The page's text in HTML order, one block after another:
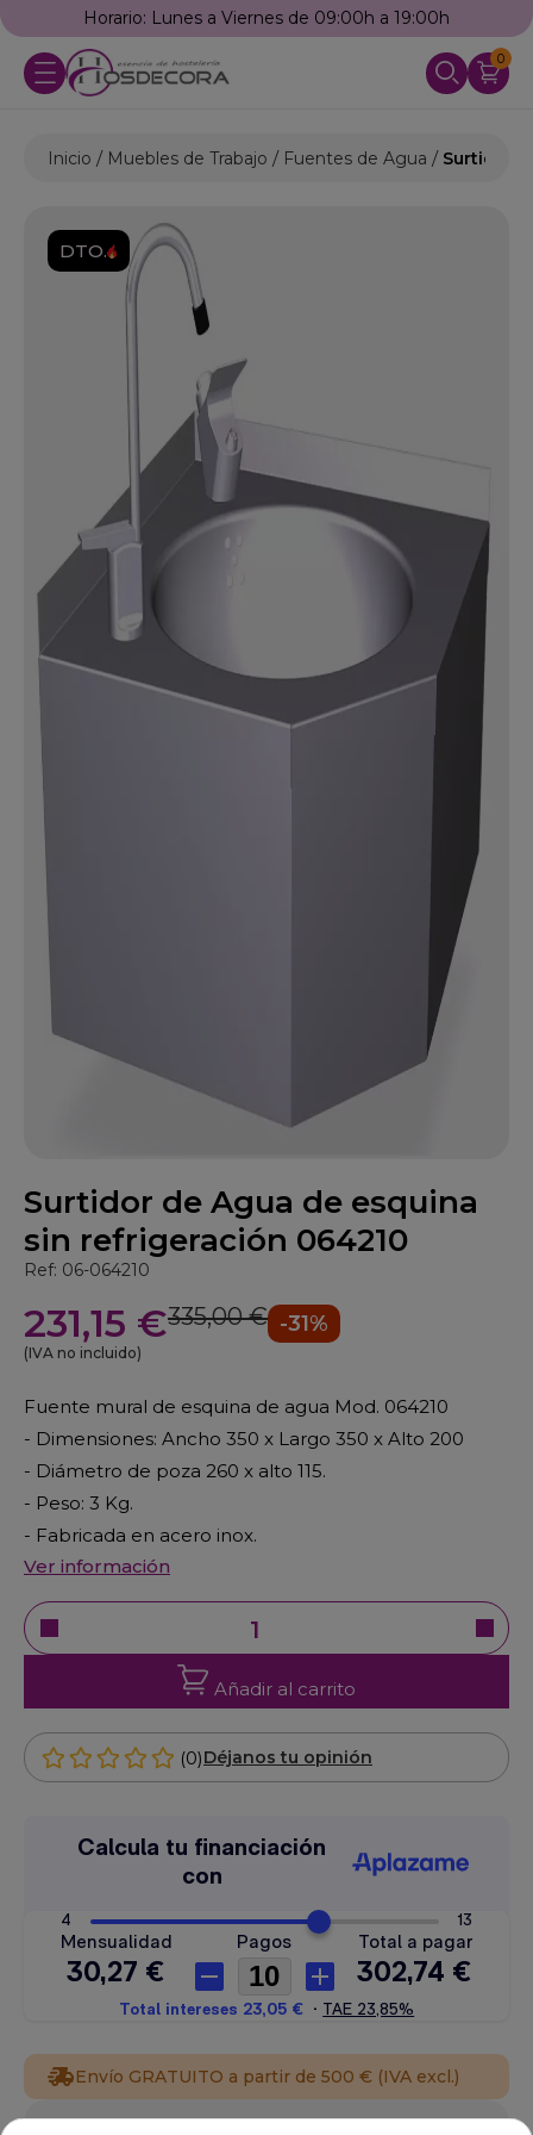
Horario: Lunes a Viernes de 09:00h a 19:00h
0
Inicio Muebles de Trabajo Fuentes de Agua Surtidor
DTO.
Surtidor de Agua de esquina
sin refrigeración 064210
Ref: 06-064210
231,15 €335,00 € -31%
(IVA no incluido)
Fuente mural de esquina de agua Mod. 064210
- Dimensiones: Ancho 350 x Largo 350 x Alto 200
- Diámetro de poza 260 x alto 115.
- Peso: 3 Kg.
- Fabricada en acero inox.
Ver información
Añadir al carrito
(0)Déjanos tu opinión
Envío GRATUITO a partir de 500 € (IVA excl.)